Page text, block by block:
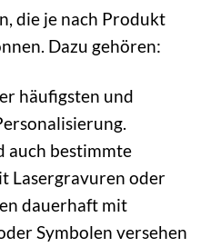
die je nach Produkt
Dazu gehören:
häufigsten und
auch bestimmte
Lasergravuren oder
dauerhaft mit
Symbolen versehen